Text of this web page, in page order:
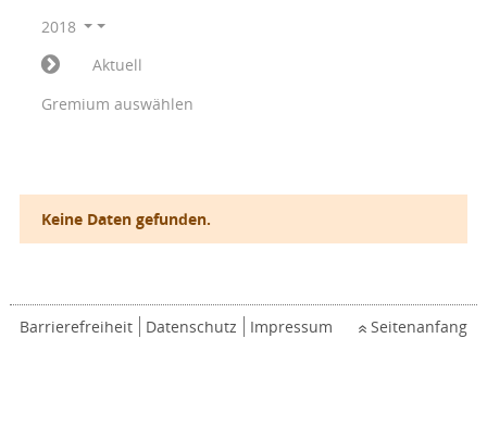
2018
Aktuell
Gremium auswählen
Keine Daten gefunden.
Barrierefreiheit Datenschutz Impressum Seitenanfang